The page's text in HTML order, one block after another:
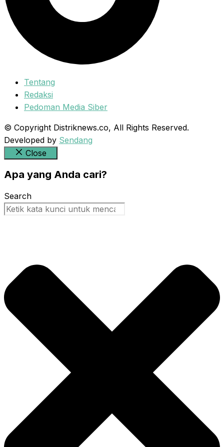
Tentang
Redaksi
Pedoman Media Siber
© Copyright Distriknews.co, All Rights Reserved.
Developed by Sendang
Close
Apa yang Anda cari?
Search